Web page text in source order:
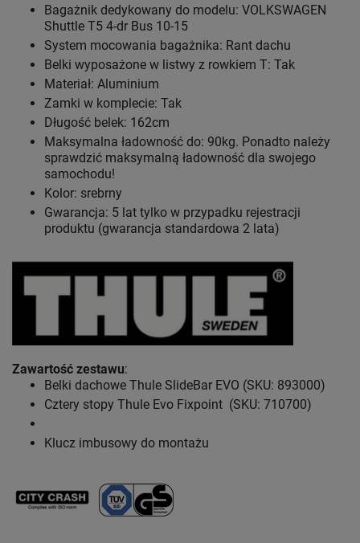
Bagażnik dedykowany do modelu: VOLKSWAGEN
Shuttle T5 4-dr Bus 10-15
System mocowania bagażnika: Rant dachu
Belki wyposażone w listwy z rowkiem T: Tak
Materiał: Aluminium
Zamki w komplecie: Tak
Długość belek: 162cm
Maksymalna ładowność do: 90kg. Ponadto należy
sprawdzić maksymalną ładowność dla swojego
samochodu!
Kolor: srebrny
Gwarancja: 5 lat tylko w przypadku rejestracji
produktu (gwarancja standardowa 2 lata)
Zawartość zestawu:
Belki dachowe Thule SlideBar EVO (SKU: 893000)
Cztery stopy Thule Evo Fixpoint (SKU: 710700)
Klucz imbusowy do montażu